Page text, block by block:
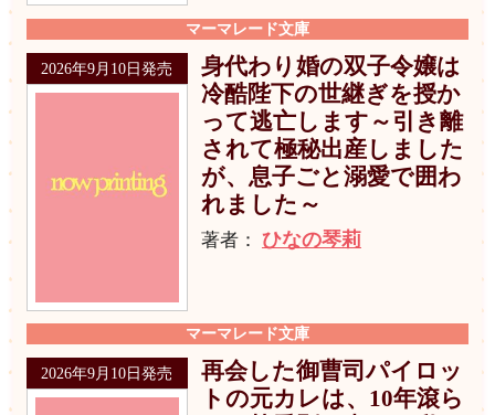
マーマレード文庫
2026年9月10日発売
身代わり婚の双子令嬢は
冷酷陛下の世継ぎを授か
って逃亡します～引き離
されて極秘出産しました
が、息子ごと溺愛で囲わ
れました～
著者： ひなの琴莉
マーマレード文庫
2026年9月10日発売
再会した御曹司パイロッ
トの元カレは、10年滾ら